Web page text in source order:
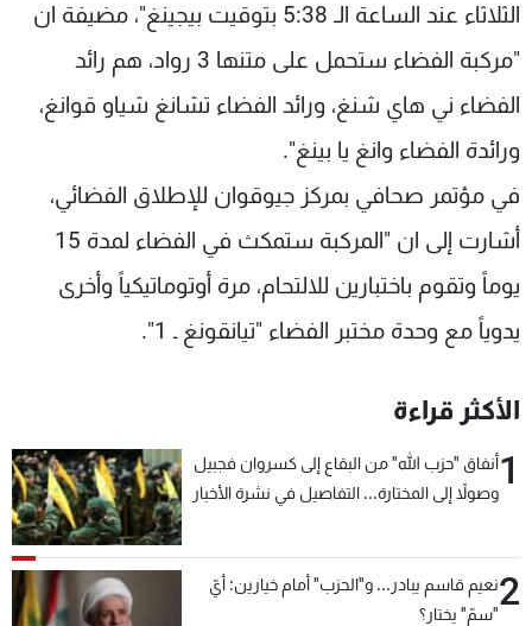
الثلاثاء عند الساعة الـ 5:38 بتوقيت بيجينغ"، مضيفة ان
"مركبة الفضاء ستحمل على متنها 3 رواد، هم رائد
الفضاء ني هاي شنغ، ورائد الفضاء تشانغ شياو قوانغ،
ورائدة الفضاء وانغ يا بينغ".
في مؤتمر صحافي بمركز جيوقوان للإطلاق الفضائي،
أشارت إلى ان "المركبة ستمكث في الفضاء لمدة 15
يوماً وتقوم باختبارين للالتحام، مرة أوتوماتيكياً وأخرى
يدوياً مع وحدة مختبر الفضاء "تيانقونغ ـ 1".
الأكثر قراءة
1أنفاق "حزب الله" من البقاع إلى كسروان فجبيل
وصولاً إلى المختارة... التفاصيل في نشرة الأخبار
2نعيم قاسم يبادر... و"الحزب" أمام خيارين: أيّ
"سمّ" يختار؟
سياسة الخصوصية